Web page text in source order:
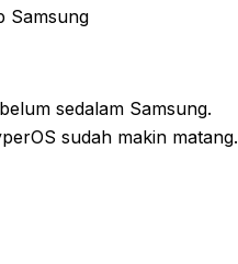
Samsung
sedalam Samsung.
sudah makin matang.